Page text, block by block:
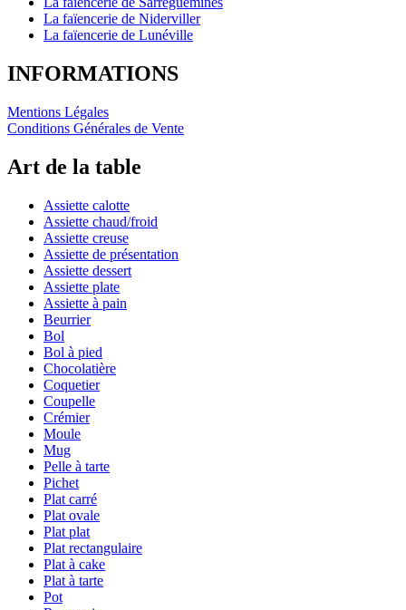
La faïencerie de Niderviller
La faïencerie de Lunéville
INFORMATIONS
Mentions Légales
Conditions Générales de Vente
Art de la table
Assiette calotte
Assiette chaud/froid
Assiette creuse
Assiette de présentation
Assiette dessert
Assiette plate
Assiette à pain
Beurrier
Bol
Bol à pied
Chocolatière
Coquetier
Coupelle
Crémier
Moule
Mug
Pelle à tarte
Pichet
Plat carré
Plat ovale
Plat plat
Plat rectangulaire
Plat à cake
Plat à tarte
Pot